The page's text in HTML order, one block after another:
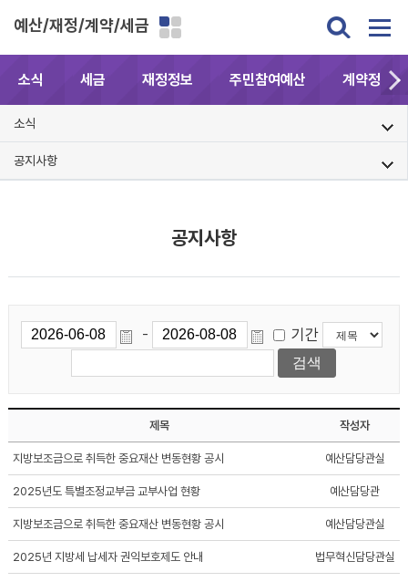
예산/재정/계약/세금
소식 세금 재정정보 주민참여예산 계약정보
소식
공지사항
공지사항
- 기간
제목 작성자
지방보조금으로 취득한 중요재산 변동현황 공시 예산담당관실
2025년도 특별조정교부금 교부사업 현황 예산담당관
지방보조금으로 취득한 중요재산 변동현황 공시 예산담당관실
2025년 지방세 납세자 권익보호제도 안내 법무혁신담당관실